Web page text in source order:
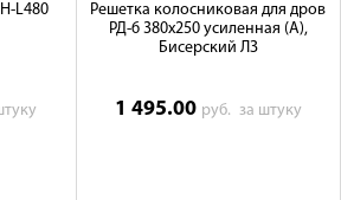
L480
Решетка колосниковая для дров
РД-6 380х250 усиленная (А),
Бисерский ЛЗ
1 495.00 руб. за штуку